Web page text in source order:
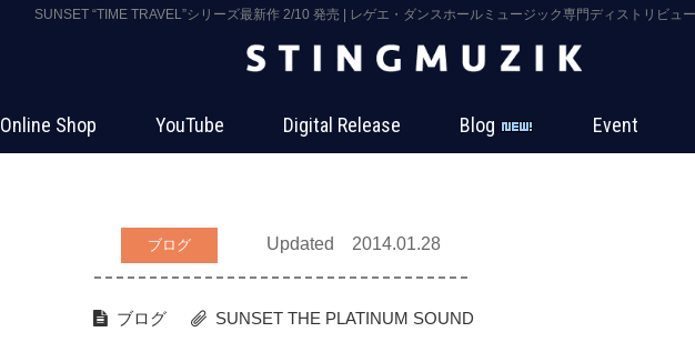
SUNSET “TIME TRAVEL”シリーズ最新作 2/10 発売 | レゲエ・ダンスホールミュージック専門ディストリビュ
Online Shop YouTube Digital Release Blog Event
ブログ Updated 2014.01.28
ブログ SUNSET THE PLATINUM SOUND